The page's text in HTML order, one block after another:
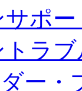
ポー
ラブ
ー・